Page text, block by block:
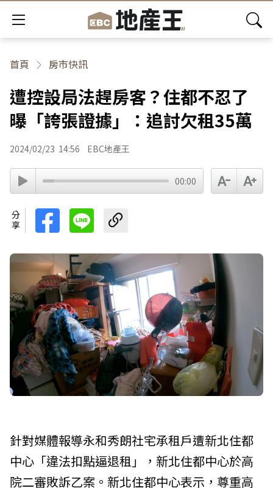
首頁 房市快訊
遭控設局法趕房客？住都不忍了
曝「誇張證據」：追討欠租35萬
2024/02/23 14:56 EBC地產王
00:00
分享
針對媒體報導永和秀朗社宅承租戶遭新北住都
中心「違法扣點逼退租」，新北住都中心於高
院二審敗訴乙案。新北住都中心表示，尊重高